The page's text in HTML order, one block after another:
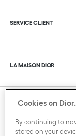
Cliquer pour
SERVICE CLIENT
Cliquer pour
LA MAISON DIOR
Cliquer pour
PAYS / REGION
Cookies on
By continuing to
stored on your